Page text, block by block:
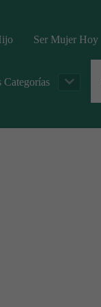
Ser Mujer Hoy
Categorías